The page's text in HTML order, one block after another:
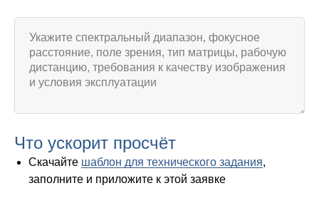
Что ускорит просчёт
Скачайте шаблон для технического задания,
заполните и приложите к этой заявке